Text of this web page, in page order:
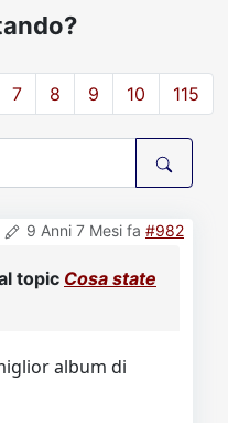
7 8 9 10 115
9 Anni 7 Mesi fa #982
topic Cosa state
album di